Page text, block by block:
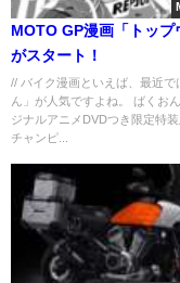
MOTO GP漫画「トップ
がスタート！
// バイク漫画といえば、最近で
ん」が人気ですよね。 ばくお
ジナルアニメDVDつき限定特
チャンピ...